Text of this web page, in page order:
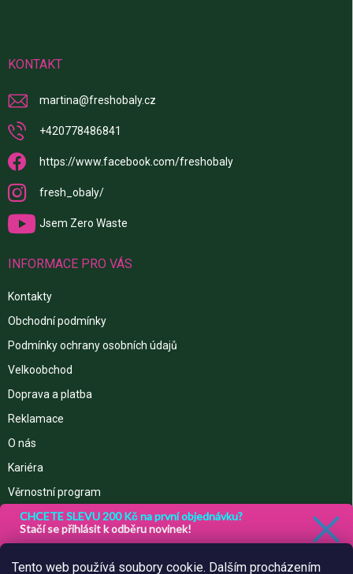
Tento web používá soubory cookie. Dalším procházením
KONTAKT
martina@freshobaly.cz
+420778486841
https://www.facebook.com/freshobaly
fresh_obaly/
Jsem Zero Waste
INFORMACE PRO VÁS
Kontakty
Obchodní podmínky
Podmínky ochrany osobních údajů
Velkoobchod
Doprava a platba
Reklamace
O nás
Kariéra
Věrnostní program
CHCETE SLEVU 200 Kč na první objednávku?
Stačí se přihlásit k odběru novinek!
Slevu lze uplatnit od částky 800,- Kč